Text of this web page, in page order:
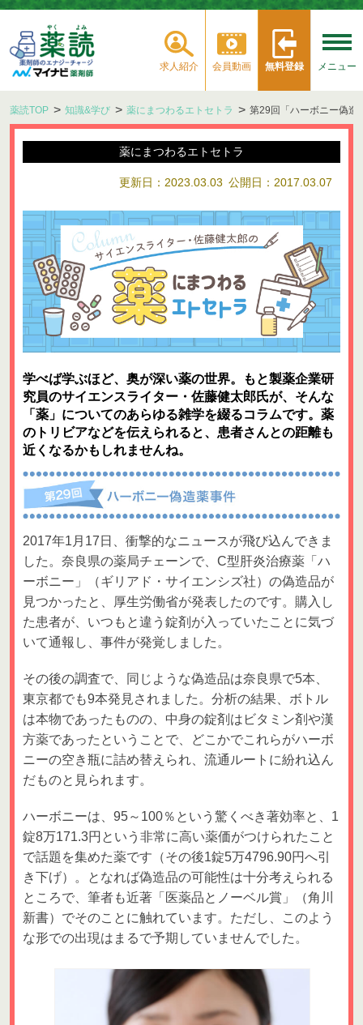
求人紹介 会員動画 無料登録 メニュー
薬読TOP 知識&学び 薬にまつわるエトセトラ 第29回「ハーボニー偽造
薬にまつわるエトセトラ
更新日：2023.03.03 公開日：2017.03.07
学べば学ぶほど、奥が深い薬の世界。もと製薬企業研
究員のサイエンスライター・佐藤健太郎氏が、そんな
「薬」についてのあらゆる雑学を綴るコラムです。薬
のトリビアなどを伝えられると、患者さんとの距離も
近くなるかもしれませんね。
2017年1月17日、衝撃的なニュースが飛び込んできま
した。奈良県の薬局チェーンで、C型肝炎治療薬「ハ
ーボニー」（ギリアド・サイエンシズ社）の偽造品が
見つかったと、厚生労働省が発表したのです。購入し
た患者が、いつもと違う錠剤が入っていたことに気づ
いて通報し、事件が発覚しました。
その後の調査で、同じような偽造品は奈良県で5本、
東京都でも9本発見されました。分析の結果、ボトル
は本物であったものの、中身の錠剤はビタミン剤や漢
方薬であったということで、どこかでこれらがハーボ
ニーの空き瓶に詰め替えられ、流通ルートに紛れ込ん
だものと見られます。
ハーボニーは、95～100％という驚くべき著効率と、1
錠8万171.3円という非常に高い薬価がつけられたこと
で話題を集めた薬です（その後1錠5万4796.90円へ引
き下げ）。となれば偽造品の可能性は十分考えられる
ところで、筆者も近著「医薬品とノーベル賞」（角川
新書）でそのことに触れています。ただし、このよう
な形での出現はまるで予期していませんでした。